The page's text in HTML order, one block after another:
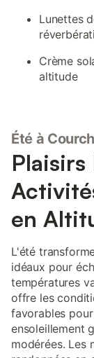
Lunettes
Crème
altitude
Été à
Plaisirs
en
L'été
idéaux pour
températures
offre les
favorables
ensoleillement
modérées. Les